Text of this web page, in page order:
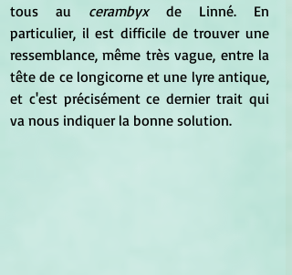
tous au cerambyx de Linné. En
particulier, il est difficile de trouver une
ressemblance, même très vague, entre la
tête de ce longicorne et une lyre antique,
et c'est précisément ce dernier trait qui
va nous indiquer la bonne solution.